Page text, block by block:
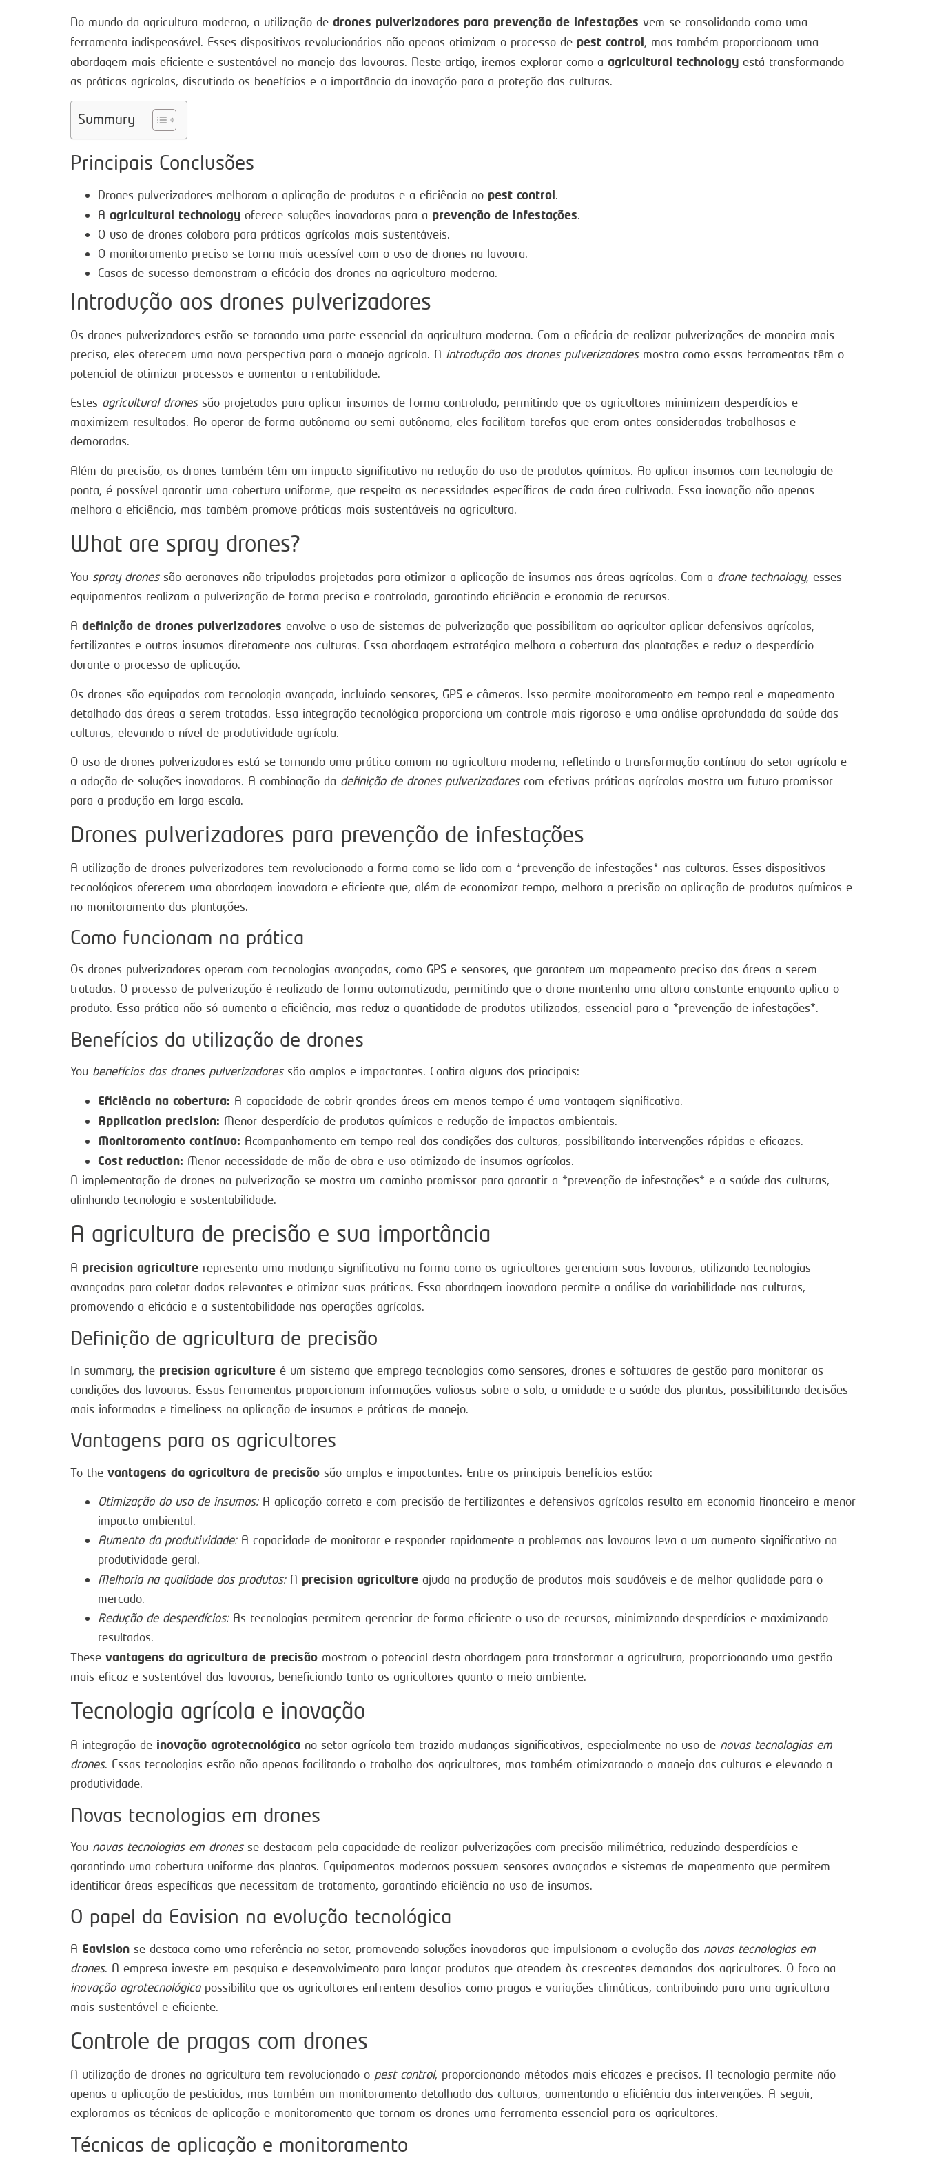
No mundo da agricultura moderna, a utilização de drones pulverizadores para prevenção de infestações vem se consolidando como uma
ferramenta indispensável. Esses dispositivos revolucionários não apenas otimizam o processo de pest control, mas também proporcionam uma
abordagem mais eficiente e sustentável no manejo das lavouras. Neste artigo, iremos explorar como a agricultural technology está transformando
as práticas agrícolas, discutindo os benefícios e a importância da inovação para a proteção das culturas.
Summary
Principais Conclusões
Drones pulverizadores melhoram a aplicação de produtos e a eficiência no pest control.
A agricultural technology oferece soluções inovadoras para a prevenção de infestações.
O uso de drones colabora para práticas agrícolas mais sustentáveis.
O monitoramento preciso se torna mais acessível com o uso de drones na lavoura.
Casos de sucesso demonstram a eficácia dos drones na agricultura moderna.
Introdução aos drones pulverizadores
Os drones pulverizadores estão se tornando uma parte essencial da agricultura moderna. Com a eficácia de realizar pulverizações de maneira mais
precisa, eles oferecem uma nova perspectiva para o manejo agrícola. A introdução aos drones pulverizadoresmostra como essas ferramentas têm o
potencial de otimizar processos e aumentar a rentabilidade.
Estes agricultural dronessão projetados para aplicar insumos de forma controlada, permitindo que os agricultores minimizem desperdícios e
maximizem resultados. Ao operar de forma autônoma ou semi-autônoma, eles facilitam tarefas que eram antes consideradas trabalhosas e
demoradas.
Além da precisão, os drones também têm um impacto significativo na redução do uso de produtos químicos. Ao aplicar insumos com tecnologia de
ponta, é possível garantir uma cobertura uniforme, que respeita as necessidades específicas de cada área cultivada. Essa inovação não apenas
melhora a eficiência, mas também promove práticas mais sustentáveis na agricultura.
What are spray drones?
You spray dronessão aeronaves não tripuladas projetadas para otimizar a aplicação de insumos nas áreas agrícolas. Com a drone technology, esses
equipamentos realizam a pulverização de forma precisa e controlada, garantindo eficiência e economia de recursos.
A definição de drones pulverizadores envolve o uso de sistemas de pulverização que possibilitam ao agricultor aplicar defensivos agrícolas,
fertilizantes e outros insumos diretamente nas culturas. Essa abordagem estratégica melhora a cobertura das plantações e reduz o desperdício
durante o processo de aplicação.
Os drones são equipados com tecnologia avançada, incluindo sensores, GPS e câmeras. Isso permite monitoramento em tempo real e mapeamento
detalhado das áreas a serem tratadas. Essa integração tecnológica proporciona um controle mais rigoroso e uma análise aprofundada da saúde das
culturas, elevando o nível de produtividade agrícola.
O uso de drones pulverizadores está se tornando uma prática comum na agricultura moderna, refletindo a transformação contínua do setor agrícola e
a adoção de soluções inovadoras. A combinação da definição de drones pulverizadorescom efetivas práticas agrícolas mostra um futuro promissor
para a produção em larga escala.
Drones pulverizadores para prevenção de infestações
A utilização de drones pulverizadores tem revolucionado a forma como se lida com a *prevenção de infestações* nas culturas. Esses dispositivos
tecnológicos oferecem uma abordagem inovadora e eficiente que, além de economizar tempo, melhora a precisão na aplicação de produtos químicos e
no monitoramento das plantações.
Como funcionam na prática
Os drones pulverizadores operam com tecnologias avançadas, como GPS e sensores, que garantem um mapeamento preciso das áreas a serem
tratadas. O processo de pulverização é realizado de forma automatizada, permitindo que o drone mantenha uma altura constante enquanto aplica o
produto. Essa prática não só aumenta a eficiência, mas reduz a quantidade de produtos utilizados, essencial para a *prevenção de infestações*.
Benefícios da utilização de drones
You benefícios dos drones pulverizadoressão amplos e impactantes. Confira alguns dos principais:
Eficiência na cobertura: A capacidade de cobrir grandes áreas em menos tempo é uma vantagem significativa.
Application precision: Menor desperdício de produtos químicos e redução de impactos ambientais.
Monitoramento contínuo: Acompanhamento em tempo real das condições das culturas, possibilitando intervenções rápidas e eficazes.
Cost reduction: Menor necessidade de mão-de-obra e uso otimizado de insumos agrícolas.
A implementação de drones na pulverização se mostra um caminho promissor para garantir a *prevenção de infestações* e a saúde das culturas,
alinhando tecnologia e sustentabilidade.
A agricultura de precisão e sua importância
A precision agriculture representa uma mudança significativa na forma como os agricultores gerenciam suas lavouras, utilizando tecnologias
avançadas para coletar dados relevantes e otimizar suas práticas. Essa abordagem inovadora permite a análise da variabilidade nas culturas,
promovendo a eficácia e a sustentabilidade nas operações agrícolas.
Definição de agricultura de precisão
In summary, the precision agriculture é um sistema que emprega tecnologias como sensores, drones e softwares de gestão para monitorar as
condições das lavouras. Essas ferramentas proporcionam informações valiosas sobre o solo, a umidade e a saúde das plantas, possibilitando decisões
mais informadas e timeliness na aplicação de insumos e práticas de manejo.
Vantagens para os agricultores
To the vantagens da agricultura de precisão são amplas e impactantes. Entre os principais benefícios estão:
Otimização do uso de insumos:A aplicação correta e com precisão de fertilizantes e defensivos agrícolas resulta em economia financeira e menor
impacto ambiental.
Aumento da produtividade:A capacidade de monitorar e responder rapidamente a problemas nas lavouras leva a um aumento significativo na
produtividade geral.
Melhoria na qualidade dos produtos:A precision agriculture ajuda na produção de produtos mais saudáveis e de melhor qualidade para o
mercado.
Redução de desperdícios:As tecnologias permitem gerenciar de forma eficiente o uso de recursos, minimizando desperdícios e maximizando
resultados.
These vantagens da agricultura de precisão mostram o potencial desta abordagem para transformar a agricultura, proporcionando uma gestão
mais eficaz e sustentável das lavouras, beneficiando tanto os agricultores quanto o meio ambiente.
Tecnologia agrícola e inovação
A integração de inovação agrotecnológica no setor agrícola tem trazido mudanças significativas, especialmente no uso de novas tecnologias em
drones. Essas tecnologias estão não apenas facilitando o trabalho dos agricultores, mas também otimizarando o manejo das culturas e elevando a
produtividade.
Novas tecnologias em drones
You novas tecnologias em dronesse destacam pela capacidade de realizar pulverizações com precisão milimétrica, reduzindo desperdícios e
garantindo uma cobertura uniforme das plantas. Equipamentos modernos possuem sensores avançados e sistemas de mapeamento que permitem
identificar áreas específicas que necessitam de tratamento, garantindo eficiência no uso de insumos.
O papel da Eavision na evolução tecnológica
A Eavision se destaca como uma referência no setor, promovendo soluções inovadoras que impulsionam a evolução das novas tecnologias em
drones. A empresa investe em pesquisa e desenvolvimento para lançar produtos que atendem às crescentes demandas dos agricultores. O foco na
inovação agrotecnológicapossibilita que os agricultores enfrentem desafios como pragas e variações climáticas, contribuindo para uma agricultura
mais sustentável e eficiente.
Controle de pragas com drones
A utilização de drones na agricultura tem revolucionado o pest control, proporcionando métodos mais eficazes e precisos. A tecnologia permite não
apenas a aplicação de pesticidas, mas também um monitoramento detalhado das culturas, aumentando a eficiência das intervenções. A seguir,
exploramos as técnicas de aplicação e monitoramento que tornam os drones uma ferramenta essencial para os agricultores.
Técnicas de aplicação e monitoramento